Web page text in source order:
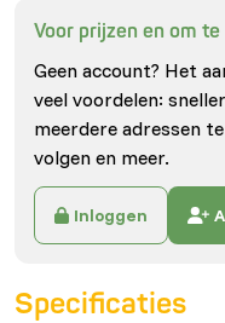
Voor prijzen en om
Geen account? Het
veel voordelen:
meerdere adressen
volgen en meer.
Inloggen
Specificaties